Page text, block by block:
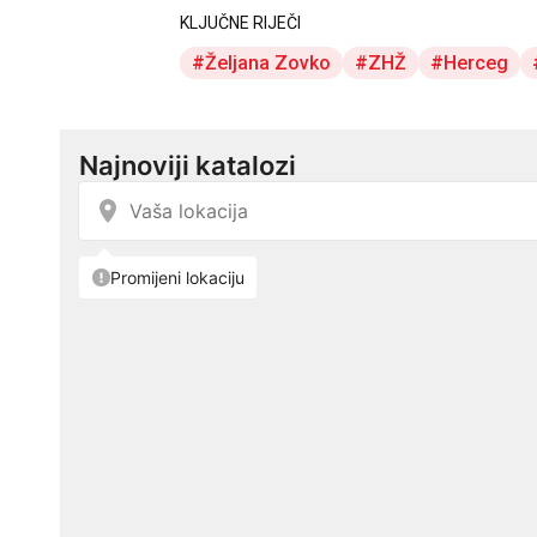
KLJUČNE RIJEČI
Željana Zovko ZHŽ Herceg